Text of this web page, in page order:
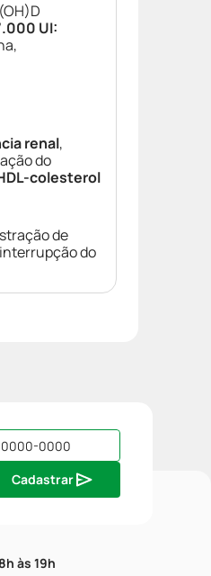
UI:
renal,
do
colesterol
de
do
Cadastrar
às 19h